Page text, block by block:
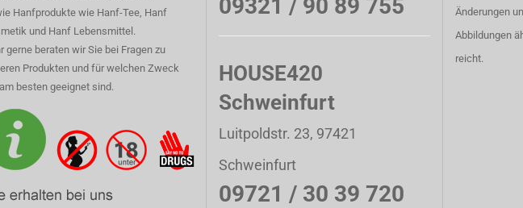
Hanfprodukte wie Hanf-Tee, Hanf
und Hanf Lebensmittel.
gerne beraten wir Sie bei Fragen zu
Produkten und für welchen Zweck
besten geeignet sind.
09321 / 90 89 755
HOUSE420
Schweinfurt
Luitpoldstr. 23, 97421
Schweinfurt
09721 / 30 39 720
Änderungen
Abbildungen
reicht.